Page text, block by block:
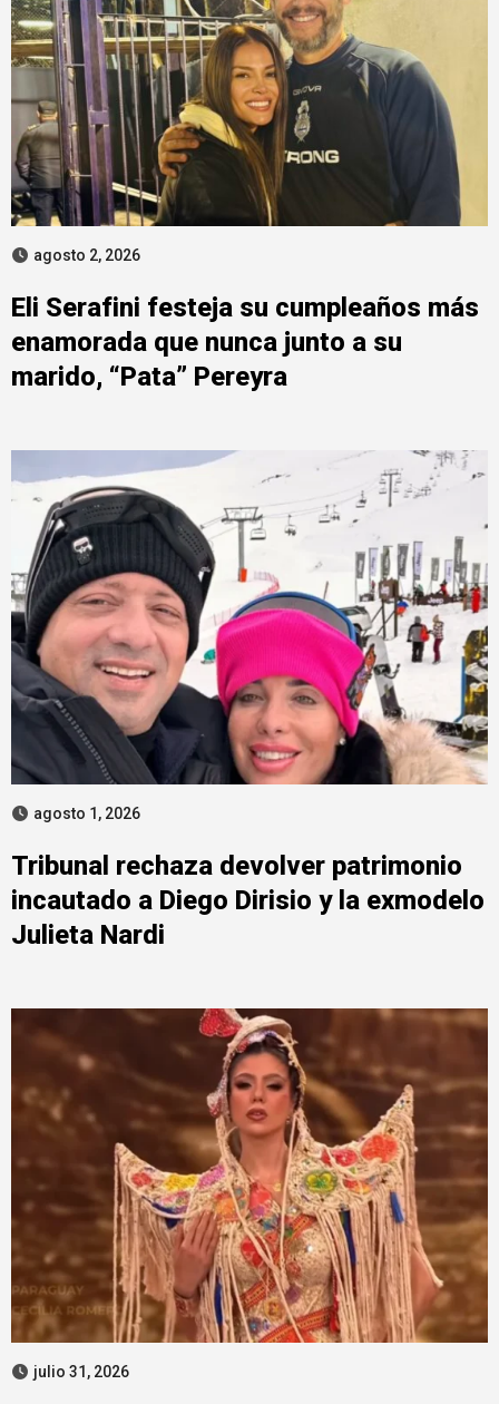
agosto 2, 2026
Eli Serafini festeja su cumpleaños más
enamorada que nunca junto a su
marido, “Pata” Pereyra
agosto 1, 2026
Tribunal rechaza devolver patrimonio
incautado a Diego Dirisio y la exmodelo
Julieta Nardi
julio 31, 2026